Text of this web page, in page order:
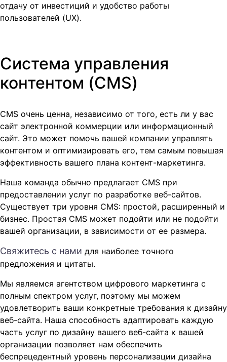
отдачу от инвестиций и удобство работы
пользователей (UX).
Система управления
контентом (CMS)
CMS очень ценна, независимо от того, есть ли у вас
сайт электронной коммерции или информационный
сайт. Это может помочь вашей компании управлять
контентом и оптимизировать его, тем самым повышая
эффективность вашего плана контент-маркетинга.
Наша команда обычно предлагает CMS при
предоставлении услуг по разработке веб-сайтов.
Существует три уровня CMS: простой, расширенный и
бизнес. Простая CMS может подойти или не подойти
вашей организации, в зависимости от ее размера.
Свяжитесь с нами для наиболее точного
предложения и цитаты.
Мы являемся агентством цифрового маркетинга с
полным спектром услуг, поэтому мы можем
удовлетворить ваши конкретные требования к дизайну
веб-сайта. Наша способность адаптировать каждую
часть услуг по дизайну вашего веб-сайта к вашей
организации позволяет нам обеспечить
беспрецедентный уровень персонализации дизайна